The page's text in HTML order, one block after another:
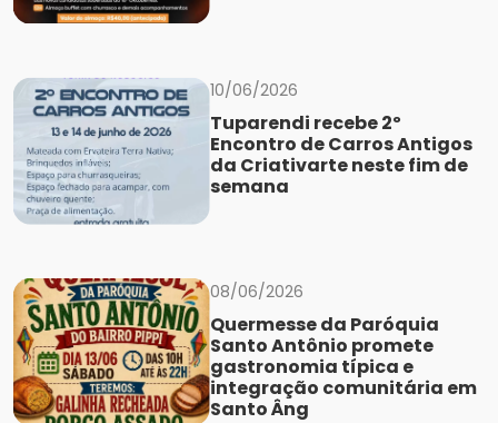
10/06/2026
Tuparendi recebe 2º
Encontro de Carros Antigos
da Criativarte neste fim de
semana
08/06/2026
Quermesse da Paróquia
Santo Antônio promete
gastronomia típica e
integração comunitária em
Santo Âng